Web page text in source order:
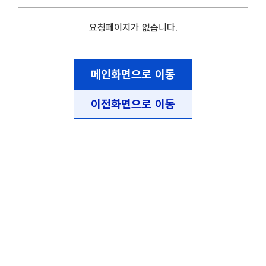
요청페이지가 없습니다.
메인화면으로 이동
이전화면으로 이동